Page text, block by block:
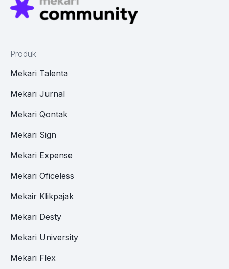
Produk
Mekari Talenta
Mekari Jurnal
Mekari Qontak
Mekari Sign
Mekari Expense
Mekari Oficeless
Mekair Klikpajak
Mekari Desty
Mekari University
Mekari Flex